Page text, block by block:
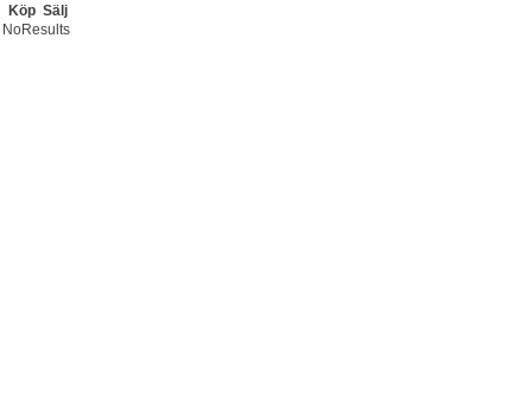
Köp Sälj
NoResults